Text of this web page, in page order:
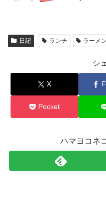
日記 ランチ ラーメン
シ
X
Pocket
ハマヨコネ